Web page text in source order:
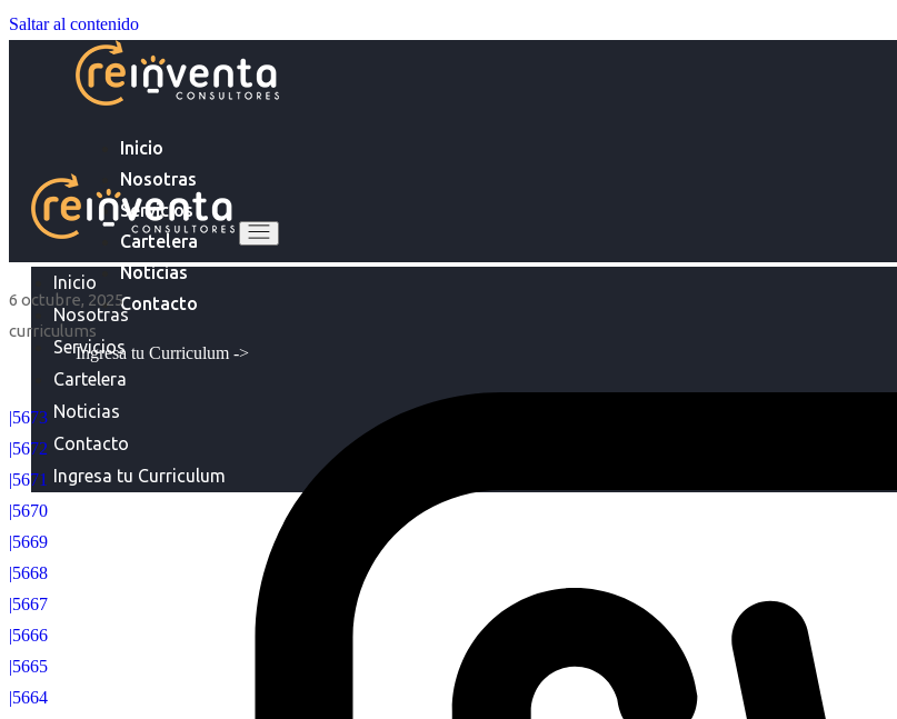
Saltar al contenido
Inicio
Nosotras
Servicios
Cartelera
Noticias
Contacto
Ingresa tu Curriculum ->
Inicio
Nosotras
Servicios
Cartelera
Noticias
Contacto
Ingresa tu Curriculum
6 octubre, 2025
curriculums
|5673
|5672
|5671
|5670
|5669
|5668
|5667
|5666
|5665
|5664